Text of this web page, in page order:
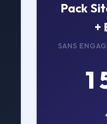
Pack
+
SANS
1